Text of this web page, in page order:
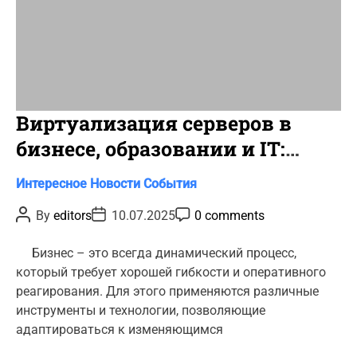
Виртуализация серверов в
бизнесе, образовании и IT:
зачем это нужно и как
работает?
C
t
o
r
i
e
Интересное Новости События
P
o
u
t
h
o
r
By editorsP
o
t
D
a
t
e
10.07.2025P
o
t
o
m
m
e
n
0 comments
Бизнес – это всегда динамический процесс,
который требует хорошей гибкости и оперативного
реагирования. Для этого применяются различные
инструменты и технологии, позволяющие
адаптироваться к изменяющимся